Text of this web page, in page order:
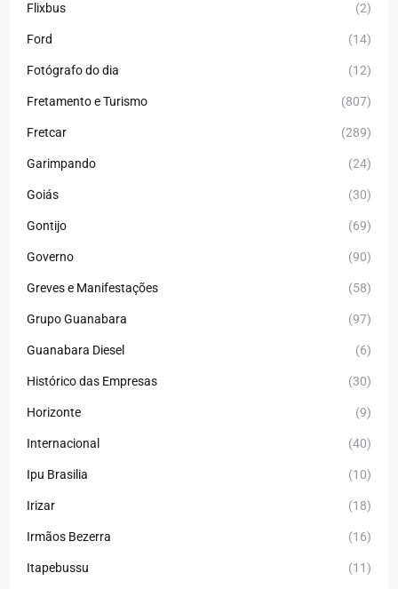
Flixbus (2)
Ford (14)
Fotógrafo do dia (12)
Fretamento e Turismo (807)
Fretcar (289)
Garimpando (24)
Goiás (30)
Gontijo (69)
Governo (90)
Greves e Manifestações (58)
Grupo Guanabara (97)
Guanabara Diesel (6)
Histórico das Empresas (30)
Horizonte (9)
Internacional (40)
Ipu Brasilia (10)
Irizar (18)
Irmãos Bezerra (16)
Itapebussu (11)